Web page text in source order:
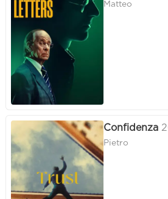
Matteo
Confidenza
Pietro